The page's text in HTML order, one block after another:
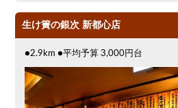
生け簀の銀次 新都心店
●2.9km ●平均予算 3,000円台